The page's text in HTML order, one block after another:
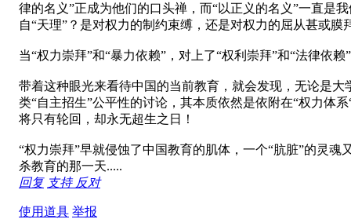
律的名义”正成为他们的口头禅，而“以正义的名义”一直是
自“天理”？是对权力的制约束缚，还是对权力的屈从甚或膜
当“权力崇拜”和“暴力依赖”，对上了“权利崇拜”和“法律依
带着这种眼光来看待中国的当前教育，就会发现，无论是
类“自主招生”公平性的讨论，其本质依然是依附在“权力体
将只有轮回，却永无超生之日！
“权力崇拜”早就侵蚀了中国教育的肌体，一个“肮脏”的灵
杀教育的那一天.....
回复 支持 反对
使用道具 举报